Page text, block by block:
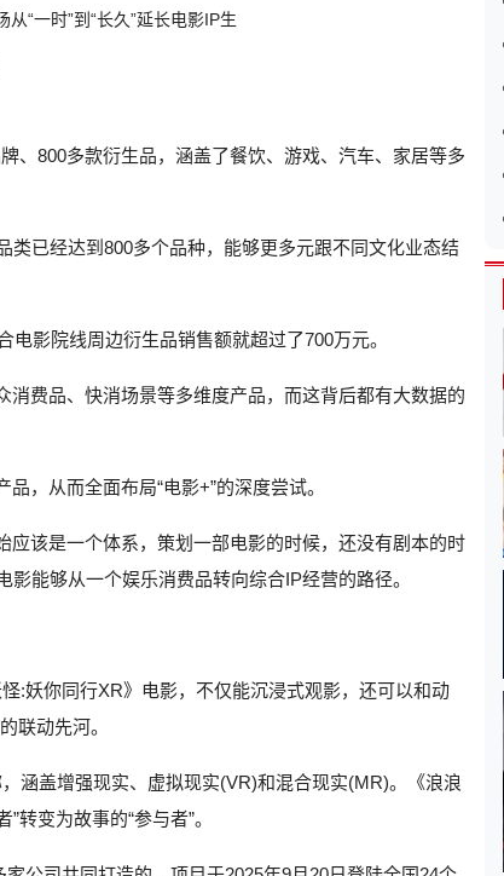
、800多款衍生品，涵盖了餐饮、游戏、汽车、家居等多
类已经达到800多个品种，能够更多元跟不同文化业态结
影院线周边衍生品销售额就超过了700万元。
费品、快消场景等多维度产品，而这背后都有大数据的
，从而全面布局“电影+”的深度尝试。
该是一个体系，策划一部电影的时候，还没有剧本的时
能够从一个娱乐消费品转向综合IP经营的路径。
:妖你同行XR》电影，不仅能沉浸式观影，还可以和动
联动先河。
涵盖增强现实、虚拟现实(VR)和混合现实(MR)。《浪浪
转变为故事的“参与者”。